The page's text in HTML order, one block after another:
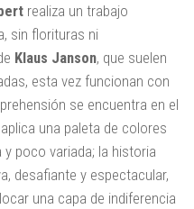
realiza un trabajo
sin florituras ni
Klaus Janson, que suelen
esta vez funcionan con
se encuentra en el
una paleta de colores
poco variada; la historia
desafiante y espectacular,
una capa de indiferencia